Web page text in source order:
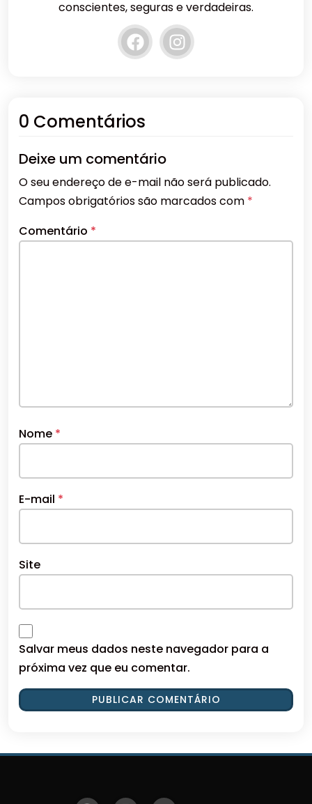
conscientes, seguras e verdadeiras.
0 Comentários
Deixe um comentário
O seu endereço de e-mail não será publicado.
Campos obrigatórios são marcados com *
Comentário *
Nome *
E-mail *
Site
Salvar meus dados neste navegador para a
próxima vez que eu comentar.